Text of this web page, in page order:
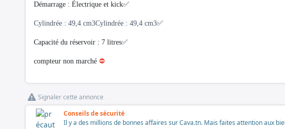
Démarrage : Électrique et kick✅
Cylindrée : 49,4 cm3Cylindrée : 49,4 cm3✅
Capacité du réservoir : 7 litres✅
compteur non marché ⛔️
Signaler cette annonce
Conseils de sécurité
Il y a des millions de bonnes affaires sur Cava.tn. Mais faites attention aux